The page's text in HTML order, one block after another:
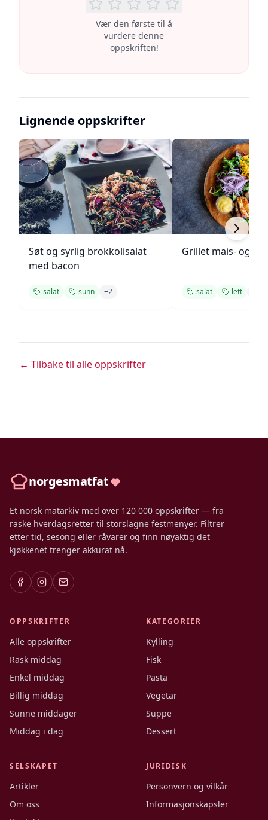
Vær den første til å
vurdere denne
oppskriften!
Lignende oppskrifter
Søt og syrlig brokkolisalat
med bacon
salat sunn +2
Grillet mais- og
salat lett
← Tilbake til alle oppskrifter
norgesmatfat
Et norsk matarkiv med over 120 000 oppskrifter — fra
raske hverdagsretter til storslagne festmenyer. Filtrer
etter tid, sesong eller råvarer og finn nøyaktig det
kjøkkenet trenger akkurat nå.
OPPSKRIFTER
Alle oppskrifter
Rask middag
Enkel middag
Billig middag
Sunne middager
Middag i dag
KATEGORIER
Kylling
Fisk
Pasta
Vegetar
Suppe
Dessert
SELSKAPET
Artikler
Om oss
JURIDISK
Personvern og vilkår
Informasjonskapsler